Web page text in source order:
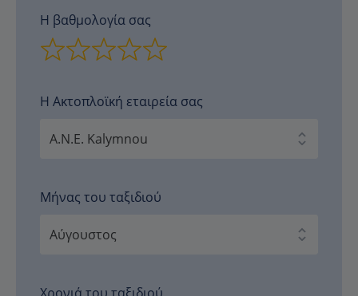
Η βαθμολογία σας
Η Ακτοπλοϊκή εταιρεία σας
Μήνας του ταξιδιού
Χρονιά του ταξιδιού